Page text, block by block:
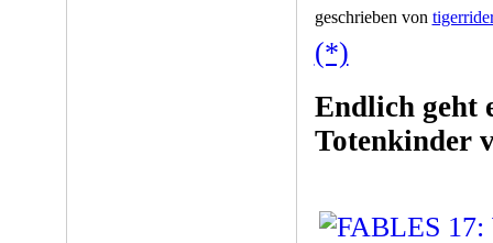
geschrieben von
(*)
Endlich geht
Totenkinder